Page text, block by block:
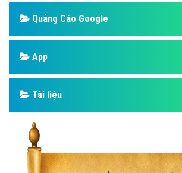
Quảng Cáo Google
App
Tài liệu